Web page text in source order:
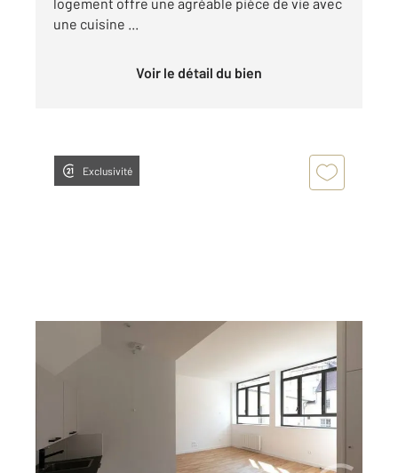
une cuisine ...
Voir le détail du bien
Exclusivité
Appartement F2 à louer
567 €
par mois charges comprises